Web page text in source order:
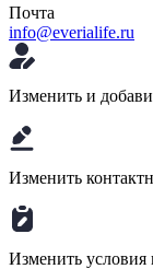
Почта
info@everialife.ru
Изменить и
Изменить
Изменить условия